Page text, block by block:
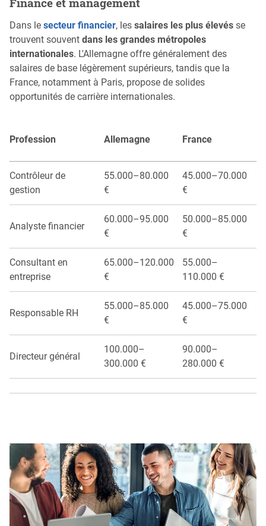
Dans le secteur financier, les salaires les plus élevés se
trouvent souvent dans les grandes métropoles
internationales. L'Allemagne offre généralement des
salaires de base légèrement supérieurs, tandis que la
France, notamment à Paris, propose de solides
opportunités de carrière internationales.
Profession Allemagne France
Contrôleur de
gestion
55.000–80.000
€
45.000–70.000
€
Analyste financier
60.000–95.000
€
50.000–85.000
€
Consultant en
entreprise
65.000–120.000
€
55.000–
110.000 €
Responsable RH
55.000–85.000
€
45.000–75.000
€
Directeur général
100.000–
300.000 €
90.000–
280.000 €